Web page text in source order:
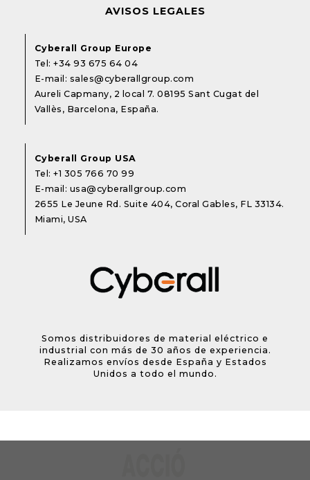
AVISOS LEGALES
Cyberall Group Europe
Tel:+34 93 675 64 04
E-mail: sales@cyberallgroup.com
Aureli Capmany, 2 local 7. 08195 Sant Cugat del
Vallès, Barcelona, España.
Cyberall Group USA
Tel:+1 305 766 70 99
E-mail: usa@cyberallgroup.com
2655 Le Jeune Rd. Suite 404, Coral Gables, FL 33134.
Miami, USA
Somos distribuidores de material eléctrico e
industrial con más de 30 años de experiencia.
Realizamos envíos desde España y Estados
Unidos a todo el mundo.